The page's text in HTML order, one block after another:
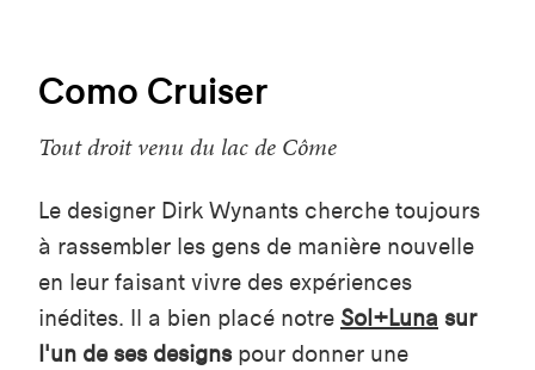
Como Cruiser
Tout droit venu du lac de Côme
Le designer Dirk Wynants cherche toujours
à rassembler les gens de manière nouvelle
en leur faisant vivre des expériences
inédites. Il a bien placé notre Sol+Luna sur
l'un de ses designs pour donner une